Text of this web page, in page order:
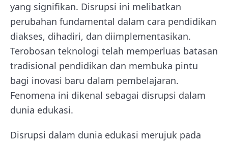
yang signifikan. Disrupsi ini melibatkan
perubahan fundamental dalam cara pendidikan
diakses, dihadiri, dan diimplementasikan.
Terobosan teknologi telah memperluas batasan
tradisional pendidikan dan membuka pintu
bagi inovasi baru dalam pembelajaran.
Fenomena ini dikenal sebagai disrupsi dalam
dunia edukasi.
Disrupsi dalam dunia edukasi merujuk pada